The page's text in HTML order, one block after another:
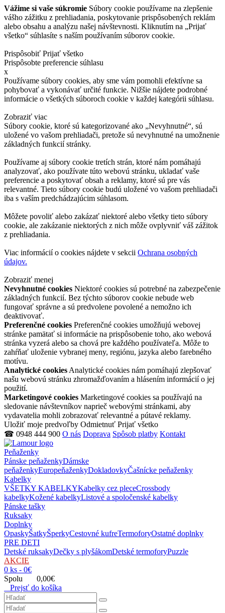
Vážime si vaše súkromie Súbory cookie používame na zlepšenie
vášho zážitku z prehliadania, poskytovanie prispôsobených reklám
alebo obsahu a analýzu našej návštevnosti. Kliknutím na „Prijať
všetko“ súhlasíte s naším používaním súborov cookie.
Prispôsobiť Prijať všetko
Prispôsobte preferencie súhlasu
x
Používame súbory cookies, aby sme vám pomohli efektívne sa
pohybovať a vykonávať určité funkcie. Nižšie nájdete podrobné
informácie o všetkých súboroch cookie v každej kategórii súhlasu.
Zobraziť viac
Súbory cookie, ktoré sú kategorizované ako „Nevyhnutné“, sú
uložené vo vašom prehliadači, pretože sú nevyhnutné na umožnenie
základných funkcií stránky.
Používame aj súbory cookie tretích strán, ktoré nám pomáhajú
analyzovať, ako používate túto webovú stránku, ukladať vaše
preferencie a poskytovať obsah a reklamy, ktoré sú pre vás
relevantné. Tieto súbory cookie budú uložené vo vašom prehliadači
iba s vaším predchádzajúcim súhlasom.
Môžete povoliť alebo zakázať niektoré alebo všetky tieto súbory
cookie, ale zakázanie niektorých z nich môže ovplyvniť váš zážitok
z prehliadania.
Viac informácií o cookies nájdete v sekcii Ochrana osobných
údajov.
Zobraziť menej
Nevyhnutné cookies Niektoré cookies sú potrebné na zabezpečenie
základných funkcií. Bez týchto súborov cookie nebude web
fungovať správne a sú predvolene povolené a nemožno ich
deaktivovať.
Preferenčné cookies Preferenčné cookies umožňujú webovej
stránke pamätať si informácie na prispôsobenie toho, ako webová
stránka vyzerá alebo sa chová pre každého používateľa. Môže to
zahŕňať uloženie vybranej meny, regiónu, jazyka alebo farebného
motívu.
Analytické cookies Analytické cookies nám pomáhajú zlepšovať
našu webovú stránku zhromažďovaním a hlásením informácií o jej
použití.
Marketingové cookies Marketingové cookies sa používajú na
sledovanie návštevníkov naprieč webovými stránkami, aby
vydavatelia mohli zobrazovať relevantné a pútavé reklamy.
Uložiť moje predvoľby Odmietnuť Prijať všetko
☎ 0948 444 900 O nás Doprava Spôsob platby Kontakt
Peňaženky
Pánske peňaženkyDámske
peňaženkyEuropeňaženkyDokladovkyČašnícke peňaženky
Kabelky
VŠETKY KABELKYKabelky cez pleceCrossbody
kabelkyKožené kabelkyListové a spoločenské kabelky
Pánske tašky
Ruksaky
Doplnky
OpaskyŠatkyŠperkyCestovné kufreTermoforyOstatné doplnky
PRE DETI
Detské ruksakyDečky s plyšákomDetské termoforyPuzzle
AKCIE
0 ks - 0€
Spolu 0,00€
Prejsť do košíka